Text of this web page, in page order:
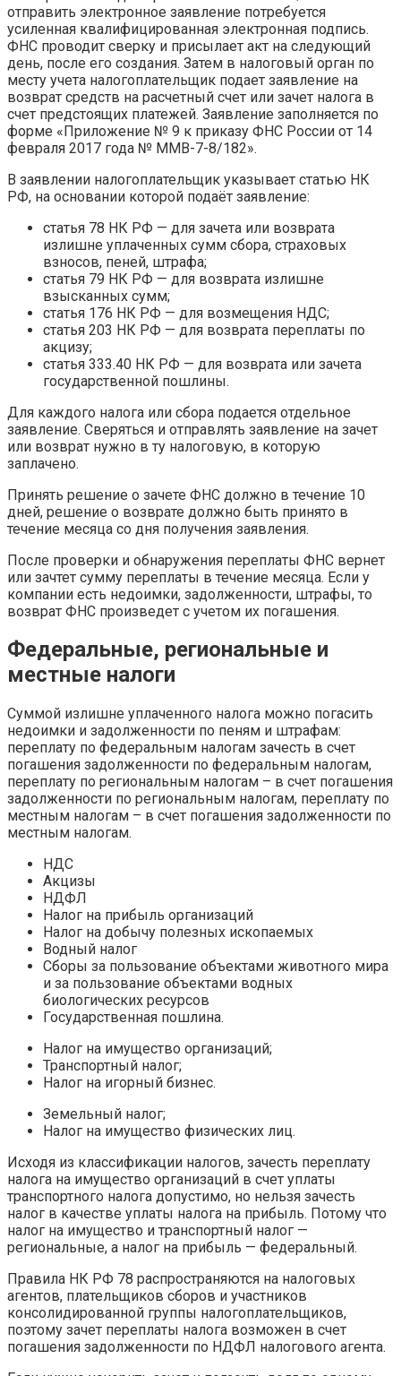
отправить электронное заявление потребуется
усиленная квалифицированная электронная подпись.
ФНС проводит сверку и присылает акт на следующий
день, после его создания. Затем в налоговый орган по
месту учета налогоплательщик подает заявление на
возврат средств на расчетный счет или зачет налога в
счет предстоящих платежей. Заявление заполняется по
форме «Приложение № 9 к приказу ФНС России от 14
февраля 2017 года № ММВ-7-8/182».
В заявлении налогоплательщик указывает статью НК
РФ, на основании которой подаёт заявление:
статья 78 НК РФ — для зачета или возврата
излишне уплаченных сумм сбора, страховых
взносов, пеней, штрафа;
статья 79 НК РФ — для возврата излишне
взысканных сумм;
статья 176 НК РФ — для возмещения НДС;
статья 203 НК РФ — для возврата переплаты по
акцизу;
статья 333.40 НК РФ — для возврата или зачета
государственной пошлины.
Для каждого налога или сбора подается отдельное
заявление. Сверяться и отправлять заявление на зачет
или возврат нужно в ту налоговую, в которую
заплачено.
Принять решение о зачете ФНС должно в течение 10
дней, решение о возврате должно быть принято в
течение месяца со дня получения заявления.
После проверки и обнаружения переплаты ФНС вернет
или зачтет сумму переплаты в течение месяца. Если у
компании есть недоимки, задолженности, штрафы, то
возврат ФНС произведет с учетом их погашения.
Федеральные, региональные и
местные налоги
Суммой излишне уплаченного налога можно погасить
недоимки и задолженности по пеням и штрафам:
переплату по федеральным налогам зачесть в счет
погашения задолженности по федеральным налогам,
переплату по региональным налогам – в счет погашения
задолженности по региональным налогам, переплату по
местным налогам – в счет погашения задолженности по
местным налогам.
НДС
Акцизы
НДФЛ
Налог на прибыль организаций
Налог на добычу полезных ископаемых
Водный налог
Сборы за пользование объектами животного мира
и за пользование объектами водных
биологических ресурсов
Государственная пошлина.
Налог на имущество организаций;
Транспортный налог;
Налог на игорный бизнес.
Земельный налог;
Налог на имущество физических лиц.
Исходя из классификации налогов, зачесть переплату
налога на имущество организаций в счет уплаты
транспортного налога допустимо, но нельзя зачесть
налог в качестве уплаты налога на прибыль. Потому что
налог на имущество и транспортный налог —
региональные, а налог на прибыль — федеральный.
Правила НК РФ 78 распространяются на налоговых
агентов, плательщиков сборов и участников
консолидированной группы налогоплательщиков,
поэтому зачет переплаты налога возможен в счет
погашения задолженности по НДФЛ налогового агента.